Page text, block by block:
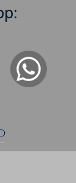
de
não
e um
como